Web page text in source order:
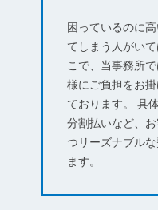
困っているのに
てしまう人がい
こで、当事務所
様にご負担をお
ております。 具
分割払いなど、
つリーズナブル
ます。